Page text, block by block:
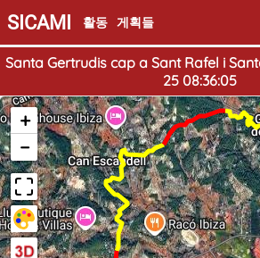
SICAMI 활동 게획들
Santa Gertrudis cap a Sant Rafel i
25 08:36:05
+
−